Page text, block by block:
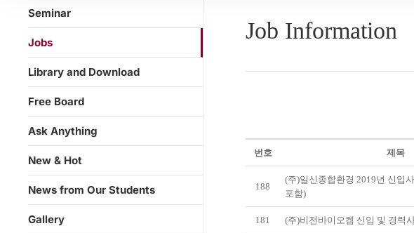
Job Information
번호 제목
188
(주)일신종합환경 2019년 신입
포함)
181 (주)비전바이오켐 신입 및 경력
Seminar
Jobs
Library and Download
Free Board
Ask Anything
New & Hot
News from Our Students
Gallery